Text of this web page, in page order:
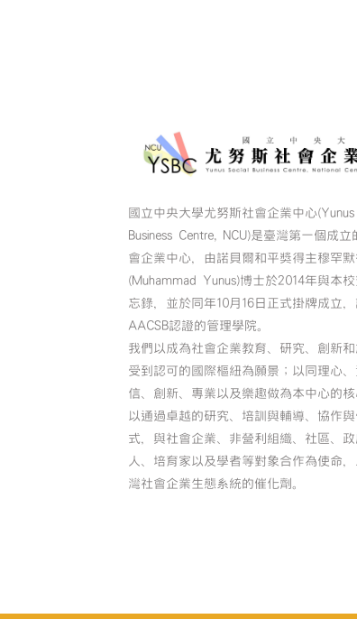
國立中央大學尤努斯社會企業中心(Yunus
Business Centre, NCU)是臺灣第一個成立
會企業中心，由諾貝爾和平獎得主穆罕
(Muhammad Yunus)博士於2014年與本
忘錄，並於同年10月16日正式掛牌成立
AACSB認證的管理學院。
我們以成為社會企業教育、研究、創新
受到認可的國際樞紐為願景；以同理心
信、創新、專業以及樂趣做為本中心的
以通過卓越的研究、培訓與輔導、協作
式，與社會企業、非營利組織、社區、
人、培育家以及學者等對象合作為使命
灣社會企業生態系統的催化劑。